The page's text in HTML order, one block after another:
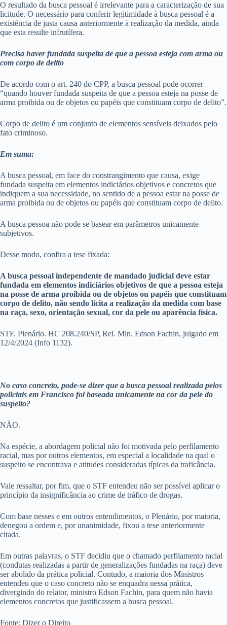
O resultado da busca pessoal é irrelevante para a caracterização de sua
licitude. O necessário para conferir legitimidade à busca pessoal é a
existência de justa causa anteriormente à realização da medida, ainda
que esta resulte infrutífera.
Precisa haver fundada suspeita de que a pessoa esteja com arma ou
com corpo de delito
De acordo com o art. 240 do CPP, a busca pessoal pode ocorrer
“quando houver fundada suspeita de que a pessoa esteja na posse de
arma proibida ou de objetos ou papéis que constituam corpo de delito”.
Corpo de delito é um conjunto de elementos sensíveis deixados pelo
fato criminoso.
Em suma:
A busca pessoal, em face do constrangimento que causa, exige
fundada suspeita em elementos indiciários objetivos e concretos que
indiquem a sua necessidade, no sentido de a pessoa estar na posse de
arma proibida ou de objetos ou papéis que constituam corpo de delito.
A busca pessoa não pode se basear em parâmetros unicamente
subjetivos.
Desse modo, confira a tese fixada:
A busca pessoal independente de mandado judicial deve estar
fundada em elementos indiciários objetivos de que a pessoa esteja
na posse de arma proibida ou de objetos ou papéis que constituam
corpo de delito, não sendo lícita a realização da medida com base
na raça, sexo, orientação sexual, cor da pele ou aparência física.
STF. Plenário. HC 208.240/SP, Rel. Min. Edson Fachin, julgado em
12/4/2024 (Info 1132).
No caso concreto, pode-se dizer que a busca pessoal realizada pelos
policiais em Francisco foi baseada unicamente na cor da pele do
suspeito?
NÃO.
Na espécie, a abordagem policial não foi motivada pelo perfilamento
racial, mas por outros elementos, em especial a localidade na qual o
suspeito se encontrava e atitudes consideradas típicas da traficância.
Vale ressaltar, por fim, que o STF entendeu não ser possível aplicar o
princípio da insignificância ao crime de tráfico de drogas.
Com base nesses e em outros entendimentos, o Plenário, por maioria,
denegou a ordem e, por unanimidade, fixou a tese anteriormente
citada.
Em outras palavras, o STF decidiu que o chamado perfilamento racial
(condutas realizadas a partir de generalizações fundadas na raça) deve
ser abolido da prática policial. Contudo, a maioria dos Ministros
entendeu que o caso concreto não se enquadra nessa prática,
divergindo do relator, ministro Edson Fachin, para quem não havia
elementos concretos que justificassem a busca pessoal.
Fonte: Dizer o Direito